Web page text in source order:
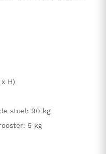
H)
stoel: 90 kg
5 kg